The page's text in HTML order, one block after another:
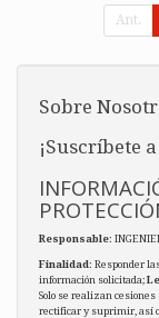
Ant.
Sobre
¡Suscríbete
Responsable:
Finalidad: Responder
información solicitada;
Solo se realizan
rectificar y suprimir, así